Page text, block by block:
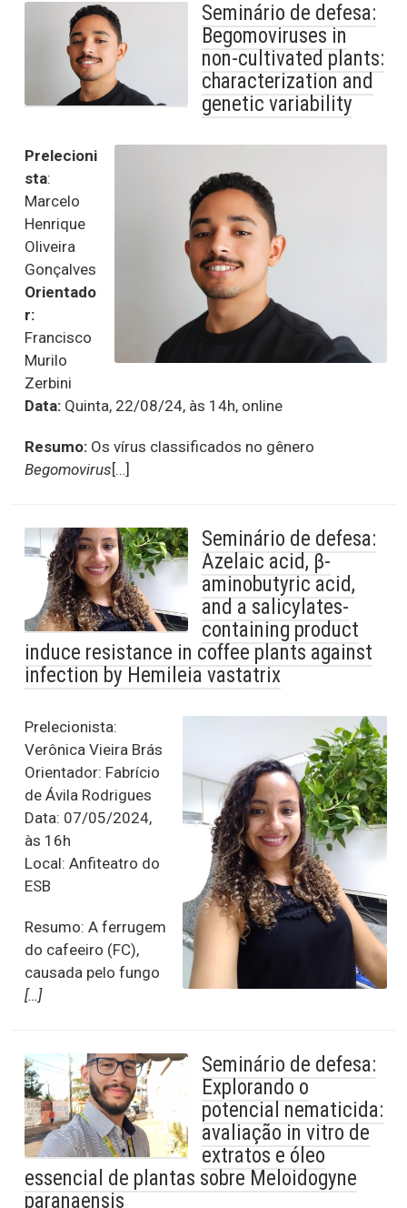
Seminário de defesa:
Begomoviruses in
non-cultivated plants:
characterization and
genetic variability
Prelecioni
sta:
Marcelo
Henrique
Oliveira
Gonçalves
Orientado
r:
Francisco
Murilo
Zerbini
Data: Quinta, 22/08/24, às 14h, online
Resumo: Os vírus classificados no gênero
Begomovirus […]
Seminário de defesa:
Azelaic acid, β-
aminobutyric acid,
and a salicylates-
containing product
induce resistance in coffee plants against
infection by Hemileia vastatrix
Prelecionista:
Verônica Vieira Brás
Orientador: Fabrício
de Ávila Rodrigues
Data: 07/05/2024,
às 16h
Local: Anfiteatro do
ESB
Resumo: A ferrugem
do cafeeiro (FC),
causada pelo fungo
[…]
Seminário de defesa:
Explorando o
potencial nematicida:
avaliação in vitro de
extratos e óleo
essencial de plantas sobre Meloidogyne
paranaensis